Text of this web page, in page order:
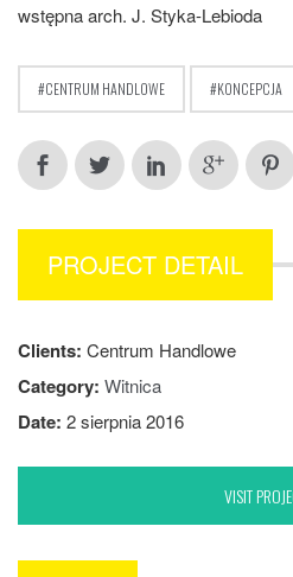
wstępna arch. J. Styka-Lebioda
CENTRUM HANDLOWE KONCEPCJA
PROJECT DETAIL
Clients: Centrum Handlowe
Category: Witnica
Date: 2 sierpnia 2016
VISIT